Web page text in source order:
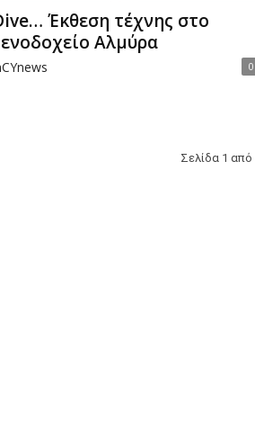
Έκθεση τέχνης στο
Αλμύρα
0
Σελίδα 1 από